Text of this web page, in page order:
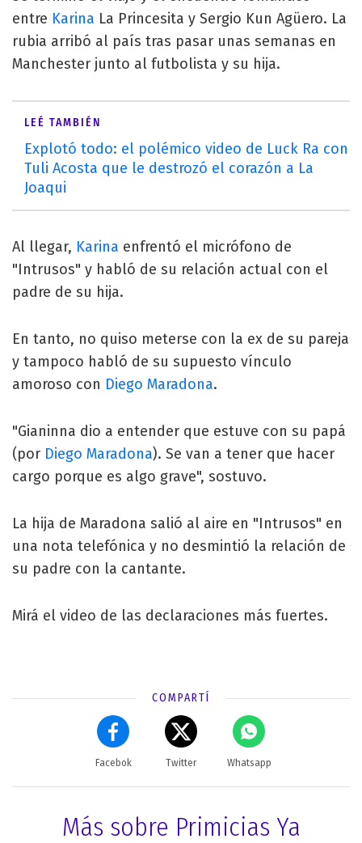
entre Karina La Princesita y Sergio Kun Agüero. La
rubia arribó al país tras pasar unas semanas en
Manchester junto al futbolista y su hija.
LEÉ TAMBIÉN
Explotó todo: el polémico video de Luck Ra con
Tuli Acosta que le destrozó el corazón a La
Joaqui
Al llegar, Karina enfrentó el micrófono de
"Intrusos" y habló de su relación actual con el
padre de su hija.
En tanto, no quiso meterse con la ex de su pareja
y tampoco habló de su supuesto vínculo
amoroso con Diego Maradona.
"Gianinna dio a entender que estuve con su papá
(por Diego Maradona). Se van a tener que hacer
cargo porque es algo grave", sostuvo.
La hija de Maradona salió al aire en "Intrusos" en
una nota telefónica y no desmintió la relación de
su padre con la cantante.
Mirá el video de las declaraciones más fuertes.
COMPARTÍ
Facebok Twitter Whatsapp
Más sobre Primicias Ya